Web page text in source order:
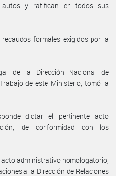
autos y ratifican en todos sus
formales exigidos por la
de la Dirección Nacional de
de este Ministerio, tomó la
dictar el pertinente acto
de conformidad con los
administrativo homologatorio,
a la Dirección de Relaciones